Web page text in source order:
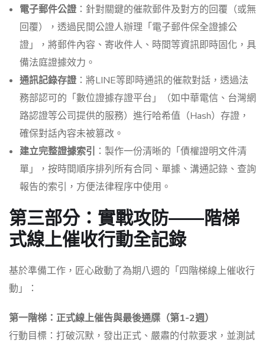
電子郵件公證 ：針對關鍵的催款郵件及對方的回覆（或無
回覆），透過民間公證人辦理「電子郵件保全證據公
證」，將郵件內容、寄收件人、時間等資訊即時固化，具
備法庭證據效力。
通訊記錄存證 ：將LINE等即時通訊的催款對話，透過法
務部認可的「數位證據存證平台」（如中華電信、台灣網
路認證等公司提供的服務）進行哈希值（Hash）存證，
確保對話內容未被篡改。
建立完整證據索引 ：製作一份清晰的「債權證明文件清
單」，按時間順序排列所有合同、單據、溝通記錄、查詢
報告的索引，方便法律程序中使用。
第三部分：實戰攻防——階梯
式線上催收行動全記錄
基於準備工作，匠心啟動了為期八週的「四階梯線上催收行
動」：
第一階梯：正式線上催告與最後通牒（第1-2週）
行動目標：打破沉默，發出正式、嚴肅的付款要求，並測試